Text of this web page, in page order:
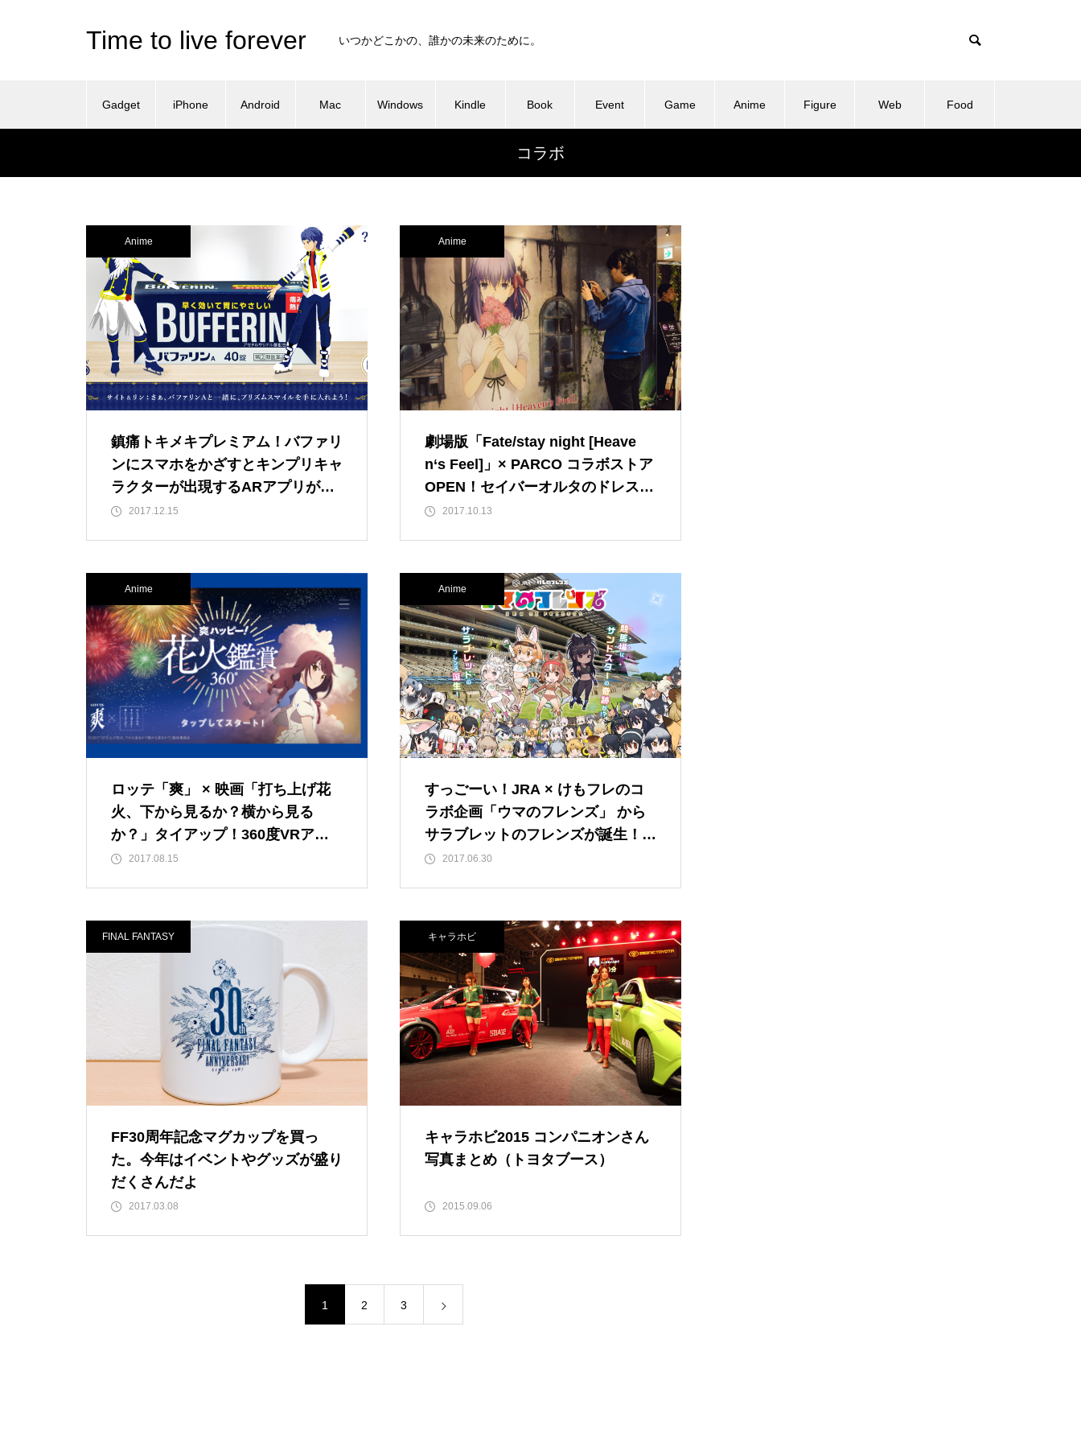
Time to live forever いつかどこかの、誰かの未来のために。
Gadget iPhone Android Mac Windows Kindle Book Event Game Anime Figure Web Food
コラボ
Anime
鎮痛トキメキプレミアム！バファリ
ンにスマホをかざすとキンプリキャ
ラクターが出現するARアプリが登
場
2017.12.15
Anime
劇場版「Fate/stay night [Heave
n‘s Feel]」× PARCO コラボストア
OPEN！セイバーオルタのドレスや
複製原画展示のほか限定グッズも2
2017.10.13
Anime
ロッテ「爽」 × 映画「打ち上げ花
火、下から見るか？横から見る
か？」タイアップ！360度VRアプ
リでヒロインなずなと花火鑑賞しよ
2017.08.15
Anime
すっごーい！JRA × けもフレのコ
ラボ企画「ウマのフレンズ」 から
サラブレットのフレンズが誕生！サ
ーバルちゃんもアスリートスタイル
2017.06.30
FINAL FANTASY
FF30周年記念マグカップを買っ
た。今年はイベントやグッズが盛り
だくさんだよ
2017.03.08
キャラホビ
キャラホビ2015 コンパニオンさん
写真まとめ（トヨタブース）
2015.09.06
1 2 3